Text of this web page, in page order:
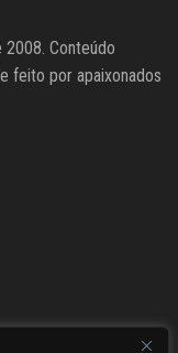
Conteúdo
feito por apaixonados